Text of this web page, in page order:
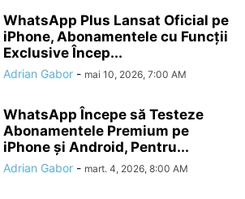
WhatsApp Plus Lansat Oficial pe
iPhone, Abonamentele cu Funcții
Exclusive Încep...
Adrian Gabor - mai 10, 2026, 7:00 AM
WhatsApp Începe să Testeze
Abonamentele Premium pe
iPhone și Android, Pentru...
Adrian Gabor - mart. 4, 2026, 8:00 AM